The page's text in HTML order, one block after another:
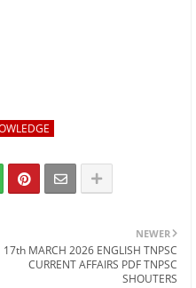
NEWER
17th MARCH 2026 ENGLISH TNPSC
CURRENT AFFAIRS PDF TNPSC
SHOUTERS